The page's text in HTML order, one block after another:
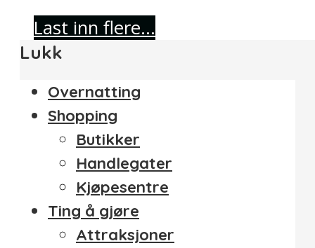
Last inn flere...
Lukk
Overnatting
Shopping
Butikker
Handlegater
Kjøpesentre
Ting å gjøre
Attraksjoner